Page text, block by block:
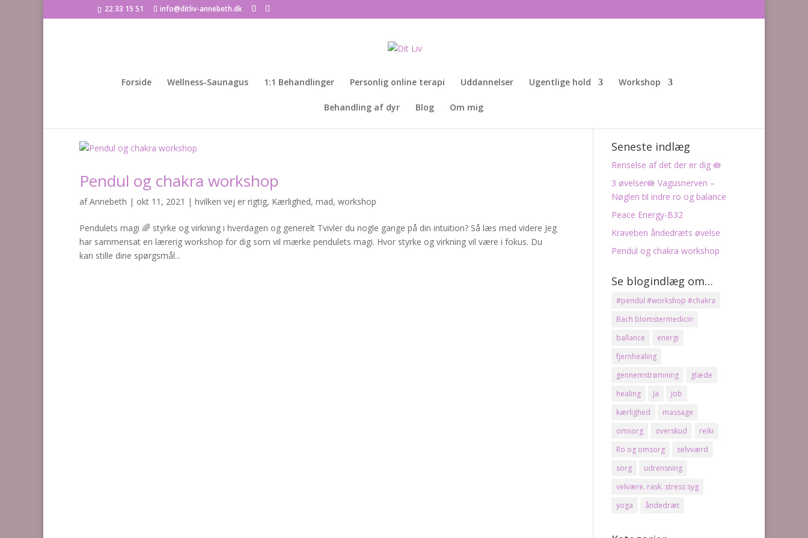
22 33 15 51 info@ditliv-annebeth.dk
Forside Wellness-Saunagus 1:1 Behandlinger Personlig online terapi Uddannelser Ugentlige hold Workshop
Behandling af dyr Blog Om mig
Pendul og chakra workshop
afAnnebeth | okt 11, 2021 | hvilken vej er rigtig, Kærlighed, mad, workshop
Pendulets magi 🌈 styrke og virkning i hverdagen og generelt Tvivler du nogle gange på din intuition? Så læs med videre Jeg
har sammensat en lærerig workshop for dig som vil mærke pendulets magi. Hvor styrke og virkning vil være i fokus. Du
kan stille dine spørgsmål...
Seneste indlæg
Renselse af det der er dig 🪷
3 øvelser🪷 Vagusnerven –
Nøglen til indre ro og balance
Peace Energy-B32
Kraveben åndedræts øvelse
Pendul og chakra workshop
Se blogindlæg om…
#pendul #workshop #chakra
Bach blomstermedicin
ballance
energi
fjernhealing
gennemstrømning
glæde
healing
Ja
job
kærlighed
massage
omsorg
overskud
reiki
Ro og omsorg
selvværd
sorg
udrensning
velvære. rask. stress syg
yoga
åndedræt